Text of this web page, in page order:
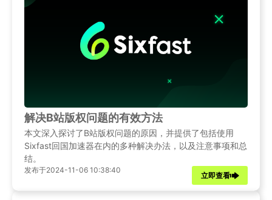
解决B站版权问题的有效方法
本文深入探讨了B站版权问题的原因，并提供了包括使用
Sixfast回国加速器在内的多种解决办法，以及注意事项和总
结。
发布于2024-11-06 10:38:40
立即查看